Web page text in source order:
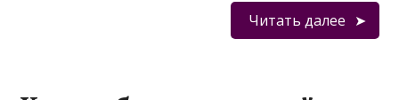
Читать далее